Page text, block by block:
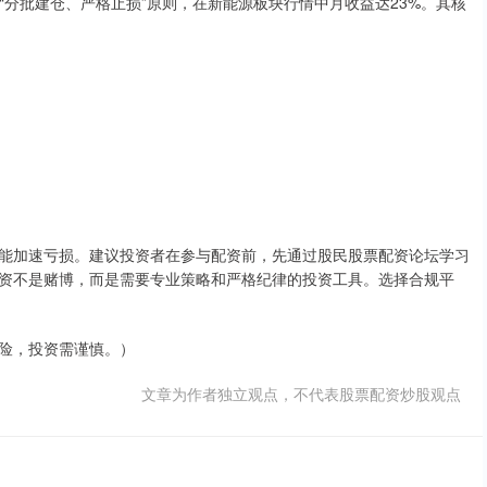
速亏损。建议投资者在参与配资前，先通过股民股票配资论坛学习
是赌博，而是需要专业策略和严格纪律的投资工具。选择合规平
投资需谨慎。）
文章为作者独立观点，不代表股票配资炒股观点